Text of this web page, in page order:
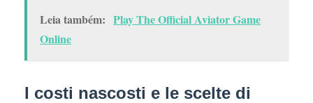
Leia também: Play The Official Aviator Game
Online
I costi nascosti e le scelte di